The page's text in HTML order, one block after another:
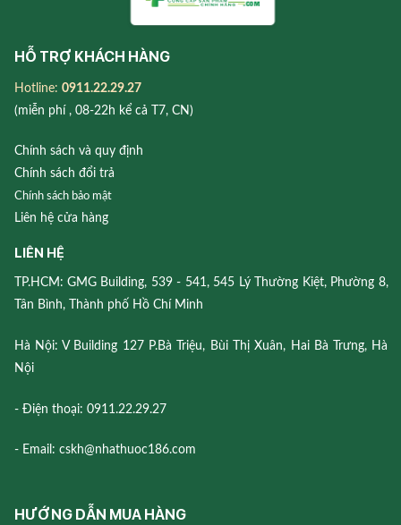
HỖ TRỢ KHÁCH HÀNG
Hotline: 0911.22.29.27
(miễn phí , 08-22h kể cả T7, CN)
Chính sách và quy định
Chính sách đổi trả
Chính sách bảo mật
Liên hệ cửa hàng
LIÊN HỆ
TP.HCM: GMG Building, 539 - 541, 545 Lý Thường Kiệt, Phường 8,
Tân Bình, Thành phố Hồ Chí Minh
Hà Nội: V Building 127 P.Bà Triệu, Bùi Thị Xuân, Hai Bà Trưng, Hà
Nội
- Điện thoại: 0911.22.29.27
- Email: cskh@nhathuoc186.com
HƯỚNG DẪN MUA HÀNG